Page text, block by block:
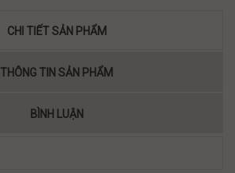
CHI TIẾT SẢN PHẨM
THÔNG TIN SẢN PHẨM
BÌNH LUẬN